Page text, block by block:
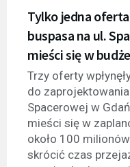
Tylko jedna
buspasa na ul.
mieści się w
Trzy oferty
do
Spacerowej w
mieści się w
około 100
skrócić czas